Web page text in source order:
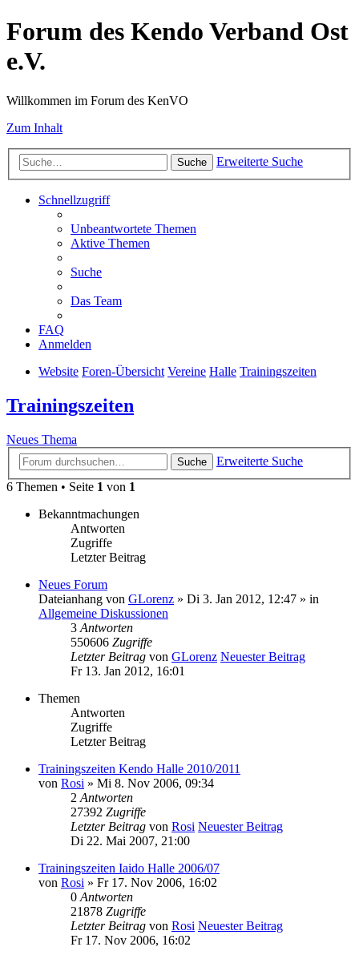
Forum des Kendo Verband Ost
e.V.
Willkommen im Forum des KenVO
Zum Inhalt
Suche Erweiterte Suche
Schnellzugriff
Unbeantwortete Themen
Aktive Themen
Suche
Das Team
FAQ
Anmelden
Website Foren-Übersicht Vereine Halle Trainingszeiten
Trainingszeiten
Neues Thema
Suche
Erweiterte Suche
6 Themen • Seite 1 von 1
Bekanntmachungen
Antworten
Zugriffe
Letzter Beitrag
Neues Forum
Dateianhang von GLorenz » Di 3. Jan 2012, 12:47 » in
Allgemeine Diskussionen
3 Antworten
550606 Zugriffe
Letzter Beitrag von GLorenz Neuester Beitrag
Fr 13. Jan 2012, 16:01
Themen
Antworten
Zugriffe
Letzter Beitrag
Trainingszeiten Kendo Halle 2010/2011
von Rosi » Mi 8. Nov 2006, 09:34
2 Antworten
27392 Zugriffe
Letzter Beitrag von Rosi Neuester Beitrag
Di 22. Mai 2007, 21:00
Trainingszeiten Iaido Halle 2006/07
von Rosi » Fr 17. Nov 2006, 16:02
0 Antworten
21878 Zugriffe
Letzter Beitrag von Rosi Neuester Beitrag
Fr 17. Nov 2006, 16:02